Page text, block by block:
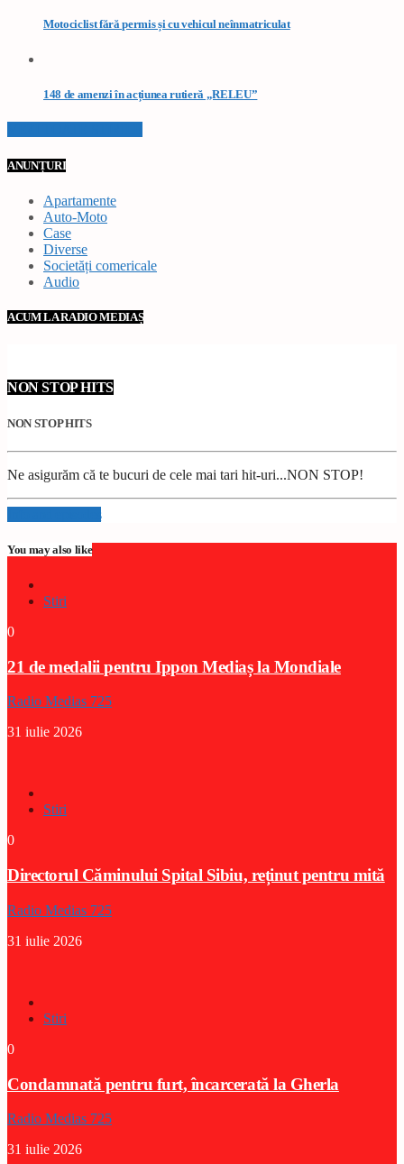
Motociclist fără permis și cu vehicul neînmatriculat
148 de amenzi în acțiunea rutieră „RELEU”
ANUNȚURI
Apartamente
Auto-Moto
Case
Diverse
Societăți comericale
Audio
ACUM LA RADIO MEDIAȘ
NON STOP HITS
NON STOP HITS
Ne asigurăm că te bucuri de cele mai tari hit-uri...NON STOP!
Info and episodes
You may also like
Stiri
0
21 de medalii pentru Ippon Mediaș la Mondiale
Radio Medias 725
31 iulie 2026
Stiri
0
Directorul Căminului Spital Sibiu, reținut pentru mită
Radio Medias 725
31 iulie 2026
Stiri
0
Condamnată pentru furt, încarcerată la Gherla
Radio Medias 725
31 iulie 2026